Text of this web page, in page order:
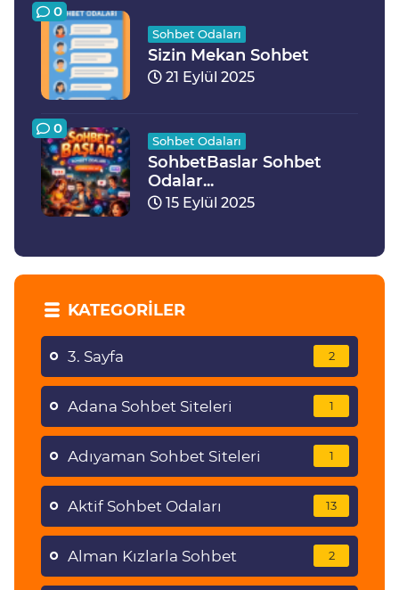
0
Sohbet Odaları
Sizin Mekan Sohbet
21 Eylül 2025
0
Sohbet Odaları
SohbetBaslar Sohbet
Odalar...
15 Eylül 2025
KATEGORILER
3. Sayfa 2
Adana Sohbet Siteleri 1
Adıyaman Sohbet Siteleri 1
Aktif Sohbet Odaları 13
Alman Kızlarla Sohbet 2